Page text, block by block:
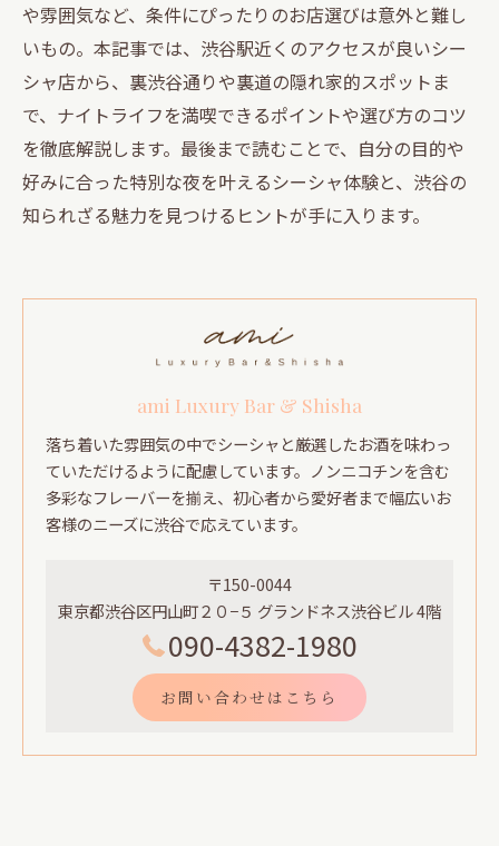
や雰囲気など、条件にぴったりのお店選びは意外と難し
いもの。本記事では、渋谷駅近くのアクセスが良いシー
シャ店から、裏渋谷通りや裏道の隠れ家的スポットま
で、ナイトライフを満喫できるポイントや選び方のコツ
を徹底解説します。最後まで読むことで、自分の目的や
好みに合った特別な夜を叶えるシーシャ体験と、渋谷の
知られざる魅力を見つけるヒントが手に入ります。
ami Luxury Bar & Shisha
落ち着いた雰囲気の中でシーシャと厳選したお酒を味わっ
ていただけるように配慮しています。ノンニコチンを含む
多彩なフレーバーを揃え、初心者から愛好者まで幅広いお
客様のニーズに渋谷で応えています。
〒150-0044
東京都渋谷区円山町２０−５ グランドネス渋谷ビル 4階
090-4382-1980
お問い合わせはこちら